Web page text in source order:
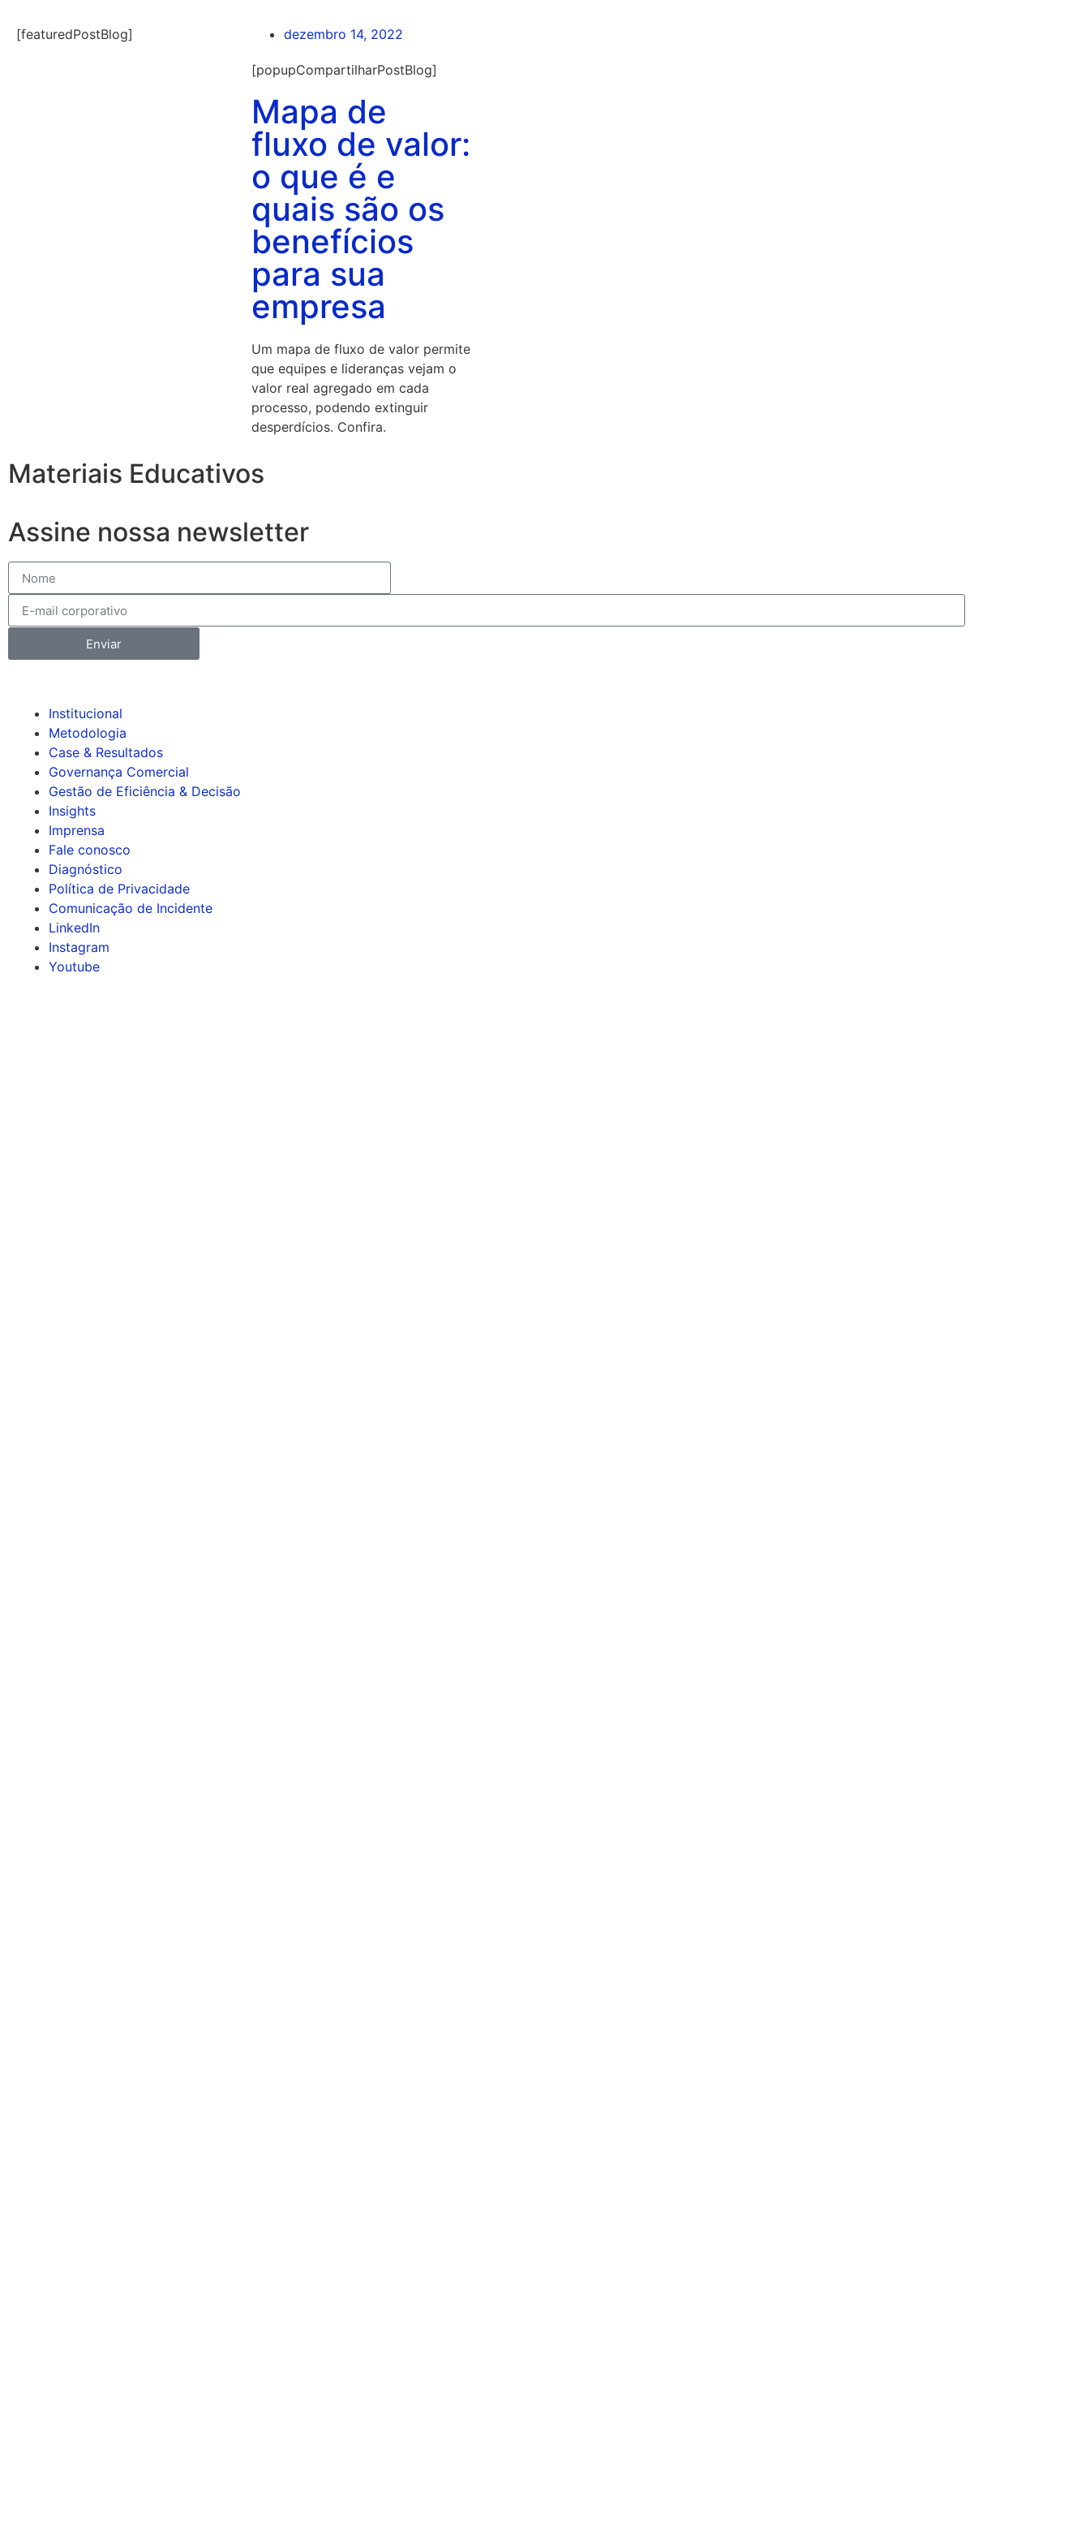
[featuredPostBlog] dezembro 14, 2022
[popupCompartilharPostBlog]
Mapa de
fluxo de valor:
o que é e
quais são os
benefícios
para sua
empresa
Um mapa de fluxo de valor permite
que equipes e lideranças vejam o
valor real agregado em cada
processo, podendo extinguir
desperdícios. Confira.
Materiais Educativos
Assine nossa newsletter
Enviar
Institucional
Metodologia
Case & Resultados
Governança Comercial
Gestão de Eficiência & Decisão
Insights
Imprensa
Fale conosco
Diagnóstico
Política de Privacidade
Comunicação de Incidente
LinkedIn
Instagram
Youtube